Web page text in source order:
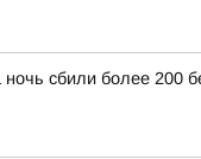
сбили более 200